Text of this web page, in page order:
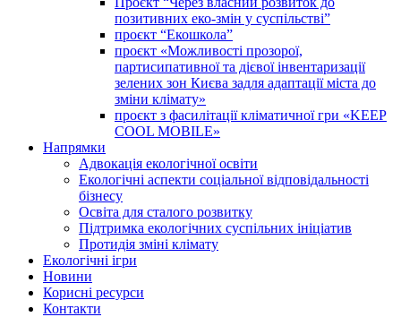
позитивних еко-змін у суспільстві”
проєкт “Екошкола”
проєкт «Можливості прозорої,
партисипативної та дієвої інвентаризації
зелених зон Києва задля адаптації міста до
зміни клімату»
проєкт з фасилітації кліматичної гри «KEEP
COOL MOBILE»
Напрямки
Адвокація екологічної освіти
Екологічні аспекти соціальної відповідальності
бізнесу
Освіта для сталого розвитку
Підтримка екологічних суспільних ініціатив
Протидія зміні клімату
Екологічні ігри
Новини
Корисні ресурси
Контакти